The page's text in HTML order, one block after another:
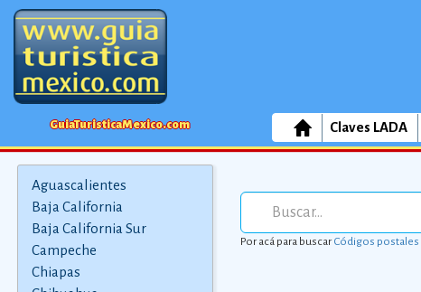
GuiaTuristicaMexico.com Claves LADA
Aguascalientes
Baja California
Baja California Sur
Campeche
Chiapas
Por acá para buscarCódigos postales